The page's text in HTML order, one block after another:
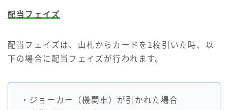
配当フェイズ
配当フェイズは、山札からカードを1枚引いた時、以
下の場合に配当フェイズが行われます。
・ジョーカー（機関車）が引かれた場合